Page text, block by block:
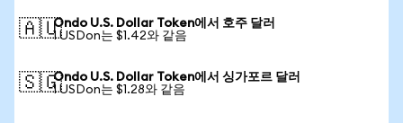
🇦🇺Ondo U.S. Dollar Token에서 호주 달러
1 USDon는 $1.42와 같음
🇸🇬Ondo U.S. Dollar Token에서 싱가포르 달러
1 USDon는 $1.28와 같음